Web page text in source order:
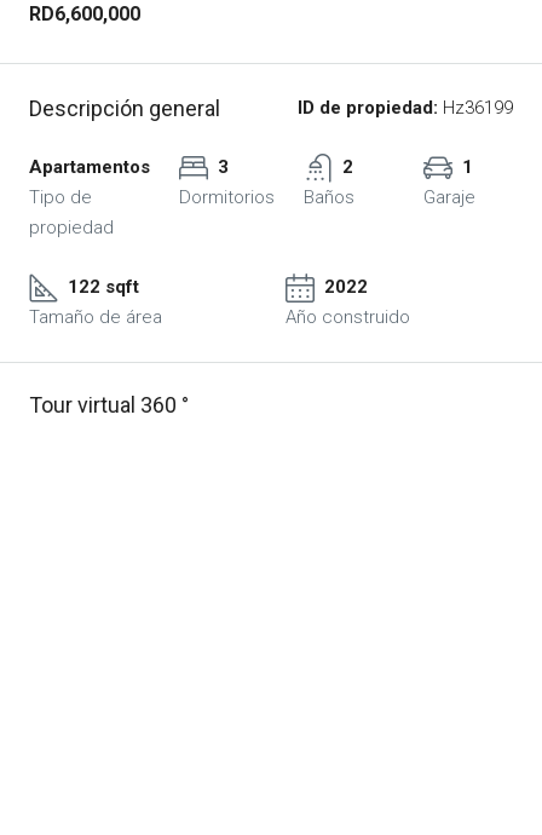
RD6,600,000
Descripción general ID de propiedad: Hz36199
Apartamentos
Tipo de
propiedad
3
Dormitorios
2
Baños
1
Garaje
122 sqft
Tamaño de área
2022
Año construido
Tour virtual 360 °